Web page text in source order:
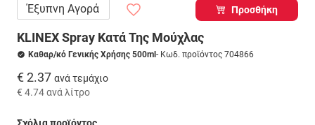
Έξυπνη Αγορά Προσθήκη
KLINEX Spray Κατά Της Μούχλας
Καθαρ/κό Γενικής Χρήσης 500ml - Κωδ. προϊόντος 704866
€ 2.37 ανά τεμάχιο
€ 4.74ανά λίτρο